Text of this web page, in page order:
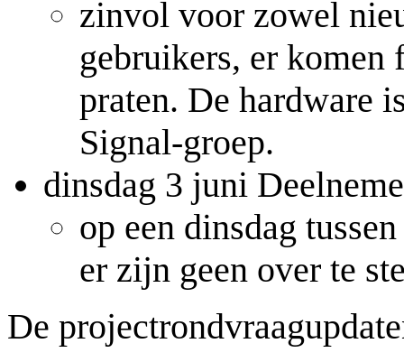
zinvol voor zowel
gebruikers, er komen
praten. De hardware
Signal-groep.
dinsdag 3 juni
op een dinsdag
er zijn geen over te
De